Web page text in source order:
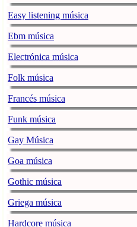
Easy listening música
Ebm música
Electrónica música
Folk música
Francés música
Funk música
Gay Música
Goa música
Gothic música
Griega música
Hardcore música